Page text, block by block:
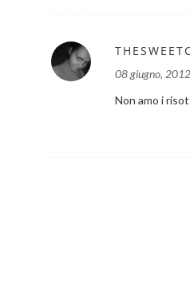
08 giugno,
Non amo i